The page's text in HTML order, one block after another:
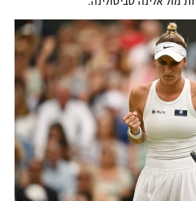
– "מרלן"
לבית עסק